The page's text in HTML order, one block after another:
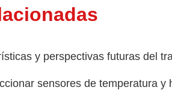
sin escobillas de 1000
ósmosis inversa sin
y perspectivas futuras del
sensores de temperatura y